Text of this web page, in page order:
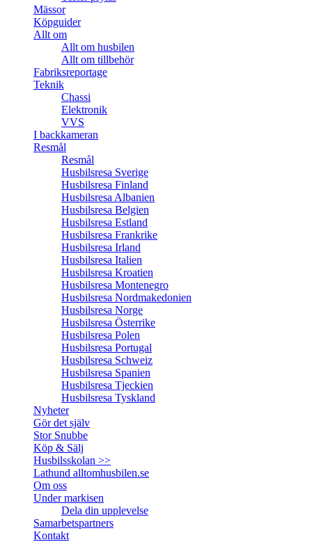
Mässor
Köpguider
Allt om
Allt om husbilen
Allt om tillbehör
Fabriksreportage
Teknik
Chassi
Elektronik
VVS
I backkameran
Resmål
Resmål
Husbilsresa Sverige
Husbilsresa Finland
Husbilsresa Albanien
Husbilsresa Belgien
Husbilsresa Estland
Husbilsresa Frankrike
Husbilsresa Irland
Husbilsresa Italien
Husbilsresa Kroatien
Husbilsresa Montenegro
Husbilsresa Nordmakedonien
Husbilsresa Norge
Husbilsresa Österrike
Husbilsresa Polen
Husbilsresa Portugal
Husbilsresa Schweiz
Husbilsresa Spanien
Husbilsresa Tjeckien
Husbilsresa Tyskland
Nyheter
Gör det själv
Stor Snubbe
Köp & Sälj
Husbilsskolan >>
Lathund alltomhusbilen.se
Om oss
Under markisen
Dela din upplevelse
Samarbetspartners
Kontakt